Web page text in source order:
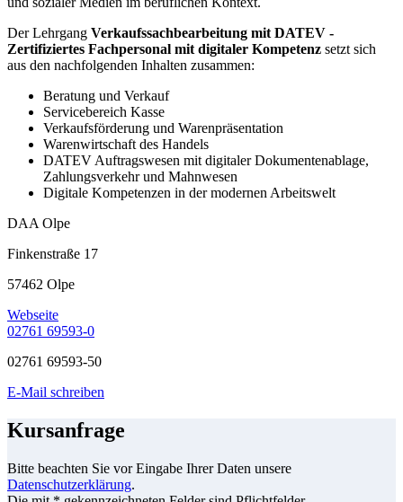
Der Lehrgang Verkaufssachbearbeitung mit DATEV -
Zertifiziertes Fachpersonal mit digitaler Kompetenz setzt sich
aus den nachfolgenden Inhalten zusammen:
Beratung und Verkauf
Servicebereich Kasse
Verkaufsförderung und Warenpräsentation
Warenwirtschaft des Handels
DATEV Auftragswesen mit digitaler Dokumentenablage,
Zahlungsverkehr und Mahnwesen
Digitale Kompetenzen in der modernen Arbeitswelt
DAA Olpe
Finkenstraße 17
57462 Olpe
Webseite
02761 69593-0
02761 69593-50
E-Mail schreiben
Kursanfrage
Bitte beachten Sie vor Eingabe Ihrer Daten unsere
Datenschutzerklärung.